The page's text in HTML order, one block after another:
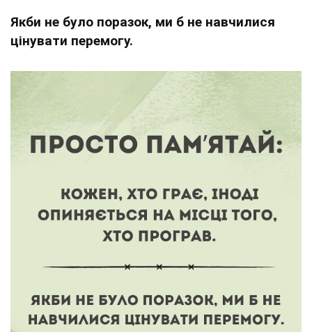
Якби не було поразок, ми б не навчилися
цінувати перемогу.